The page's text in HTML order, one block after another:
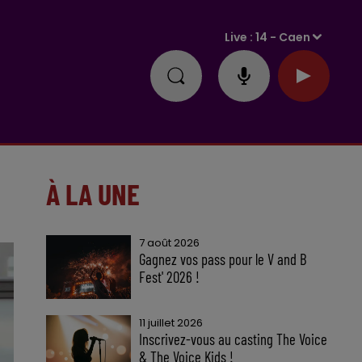
Live :14 - Caen
À LA UNE
7 août 2026
Gagnez vos pass pour le V and B
Fest' 2026 !
11 juillet 2026
Inscrivez-vous au casting The Voice
& The Voice Kids !